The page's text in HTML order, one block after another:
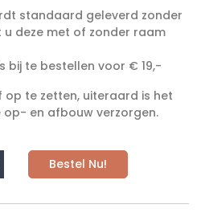
standaard geleverd zonder
u deze met of zonder raam
bij te bestellen voor € 19,-
op te zetten, uiteraard is het
op- en afbouw verzorgen.
Bestel Nu!